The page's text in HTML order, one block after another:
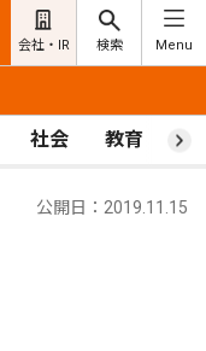
会社・IR 検索 Menu
社会 教育 ス
公開日：2019.11.15